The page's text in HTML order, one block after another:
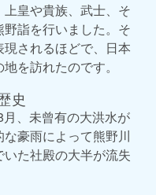
皇や貴族、武士、そ
詣を行いました。そ
されるほどで、日本
を訪れたのです。
史
、未曾有の大洪水が
豪雨によって熊野川
た社殿の大半が流失